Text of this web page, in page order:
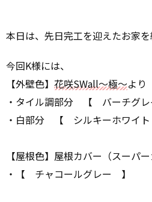
本日は、先日完工を迎えたお家
今回K様には、
【外壁色】 花咲SWall～極～より
・タイル調部分 【 バーチグ
・白部分 【 シルキーホワ
【屋根色】屋根カバー（スーパ
・【 チャコールグレー 】